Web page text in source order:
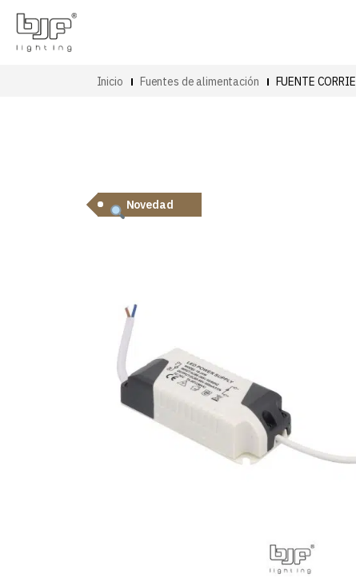
Inicio Fuentes de alimentación FUENTE
Novedad